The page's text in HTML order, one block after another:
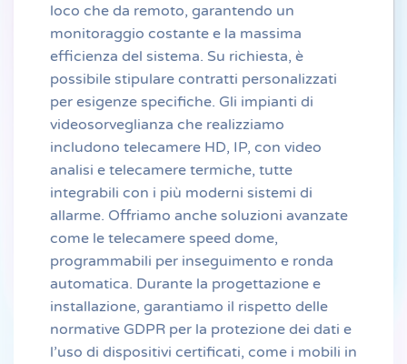
loco che da remoto, garantendo un
monitoraggio costante e la massima
efficienza del sistema. Su richiesta, è
possibile stipulare contratti personalizzati
per esigenze specifiche. Gli impianti di
videosorveglianza che realizziamo
includono telecamere HD, IP, con video
analisi e telecamere termiche, tutte
integrabili con i più moderni sistemi di
allarme. Offriamo anche soluzioni avanzate
come le telecamere speed dome,
programmabili per inseguimento e ronda
automatica. Durante la progettazione e
installazione, garantiamo il rispetto delle
normative GDPR per la protezione dei dati e
l’uso di dispositivi certificati, come i mobili in